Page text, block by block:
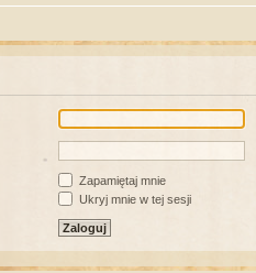
Zapamiętaj mnie
Ukryj mnie w tej sesji